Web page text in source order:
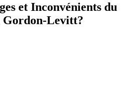
et Inconvénients du
Gordon-Levitt?